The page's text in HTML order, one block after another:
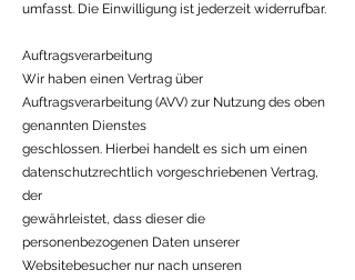
umfasst. Die Einwilligung ist jederzeit widerrufbar.
Auftragsverarbeitung
Wir haben einen Vertrag über
Auftragsverarbeitung (AVV) zur Nutzung des oben
genannten Dienstes
geschlossen. Hierbei handelt es sich um einen
datenschutzrechtlich vorgeschriebenen Vertrag,
der
gewährleistet, dass dieser die
personenbezogenen Daten unserer
Websitebesucher nur nach unseren